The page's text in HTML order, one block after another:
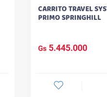
CARRITO TRAVEL
PRIMO SPRINGHILL
Gs 5.445.000